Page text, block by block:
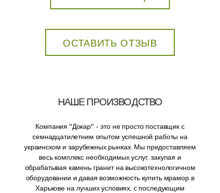
ОСТАВИТЬ ОТЗЫВ
НАШЕ ПРОИЗВОДСТВО
Компания "Докар" - это не просто поставщик с
семнадцатилетним опытом успешной работы на
украинском и зарубежных рынках. Мы предоставляем
весь комплекс необходимых услуг, закупая и
обрабатывая камень гранит на высокотехнологичном
оборудовании и давая возможность купить мрамор в
Харькове на лучших условиях, с последующим